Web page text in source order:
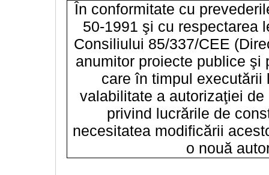
În conformitate cu
50-1991 şi cu respectarea
Consiliului 85/337/CEE
anumitor proiecte publice
care în timpul
valabilitate a autorizaţiei
privind lucrările de
necesitatea modificării
o nouă